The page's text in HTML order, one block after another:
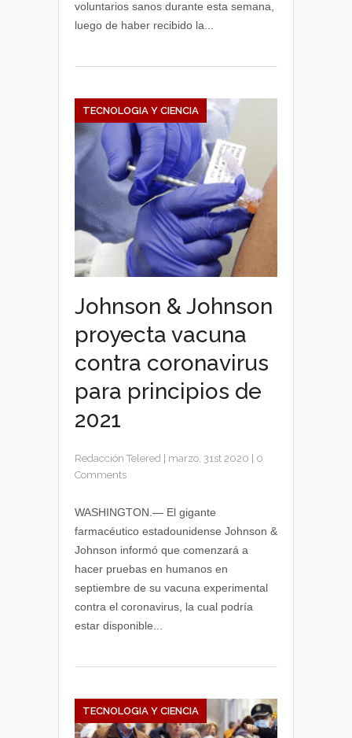
voluntarios sanos durante esta semana,
luego de haber recibido la...
TECNOLOGIA Y CIENCIA
Johnson & Johnson
proyecta vacuna
contra coronavirus
para principios de
2021
Redacción Telered marzo, 31st 2020
0
Comments
WASHINGTON.— El gigante
farmacéutico estadounidense Johnson &
Johnson informó que comenzará a
hacer pruebas en humanos en
septiembre de su vacuna experimental
contra el coronavirus, la cual podría
estar disponible...
TECNOLOGIA Y CIENCIA